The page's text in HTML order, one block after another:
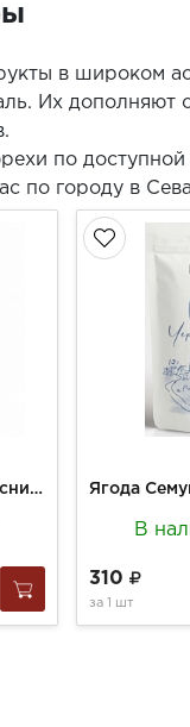
в широком
Их дополняют
по
по городу в
Ягоды Семушка 50г Брусника вяленая
В
310
за 1 шт